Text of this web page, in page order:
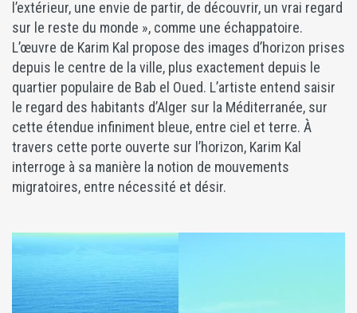
l’extérieur, une envie de partir, de découvrir, un vrai regard
sur le reste du monde », comme une échappatoire.
L’œuvre de Karim Kal propose des images d’horizon prises
depuis le centre de la ville, plus exactement depuis le
quartier populaire de Bab el Oued. L’artiste entend saisir
le regard des habitants d’Alger sur la Méditerranée, sur
cette étendue infiniment bleue, entre ciel et terre. À
travers cette porte ouverte sur l’horizon, Karim Kal
interroge à sa manière la notion de mouvements
migratoires, entre nécessité et désir.